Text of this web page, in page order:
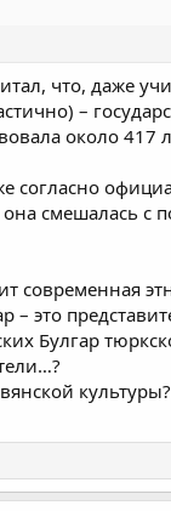
что, даже
–
около
согласно
смешалась с
современная
это
Булгар